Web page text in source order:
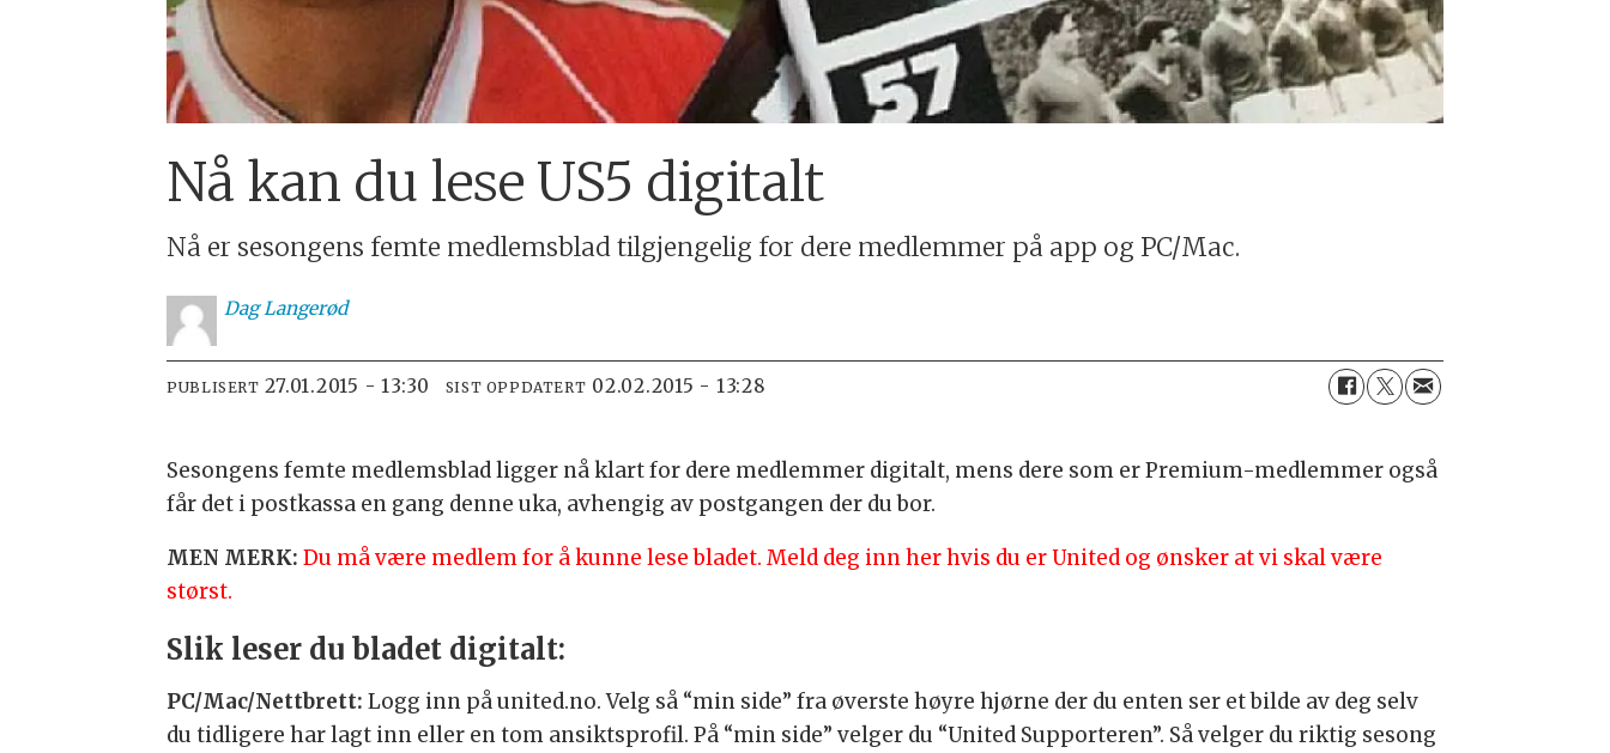
Nå kan du lese US5 digitalt
Nå er sesongens femte medlemsblad tilgjengelig for dere medlemmer på app og PC/Mac.
Dag Langerød
PUBLISERT 27.01.2015 - 13:30 SIST OPPDATERT 02.02.2015 - 13:28
Sesongens femte medlemsblad ligger nå klart for dere medlemmer digitalt, mens dere som er Premium-medlemmer også
får det i postkassa en gang denne uka, avhengig av postgangen der du bor.
MEN MERK: Du må være medlem for å kunne lese bladet. Meld deg inn her hvis du er United og ønsker at vi skal være
størst.
Slik leser du bladet digitalt:
PC/Mac/Nettbrett: Logg inn på united.no. Velg så “min side” fra øverste høyre hjørne der du enten ser et bilde av deg selv
du tidligere har lagt inn eller en tom ansiktsprofil. På “min side” velger du “United Supporteren”. Så velger du riktig sesong